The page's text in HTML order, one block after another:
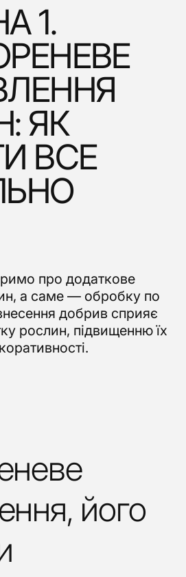
1.
ЯК
ВСЕ
про додаткове
а саме — обробку по
добрив сприяє
рослин, підвищенню їх
його